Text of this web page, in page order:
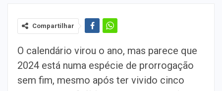
Compartilhar
O calendário virou o ano, mas parece que
2024 está numa espécie de prorrogação
sem fim, mesmo após ter vivido cinco